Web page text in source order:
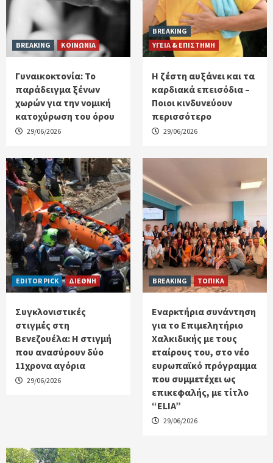
BREAKING ΚΟΙΝΩΝΙΑ
Γυναικοκτονία: Το
παράδειγμα ξένων
χωρών για την νομική
κατοχύρωση του όρου
29/06/2026
BREAKING
ΥΓΕΙΑ & ΕΠΙΣΤΗΜΗ
Η ζέστη αυξάνει και τα
καρδιακά επεισόδια –
Ποιοι κινδυνεύουν
περισσότερο
29/06/2026
EDITOR PICK ΔΙΕΘΝΗ
Συγκλονιστικές
στιγμές στη
Βενεζουέλα: Η στιγμή
που ανασύρουν δύο
11χρονα αγόρια
29/06/2026
BREAKING ΤΟΠΙΚΑ
Εναρκτήρια συνάντηση
για το Επιμελητήριο
Χαλκιδικής με τους
εταίρους του, στο νέο
ευρωπαϊκό πρόγραμμα
που συμμετέχει ως
επικεφαλής, με τίτλο
“ELIA”
29/06/2026